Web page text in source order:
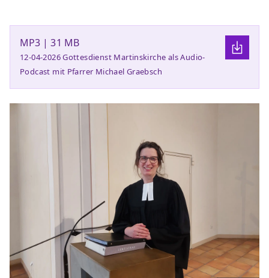
MP3 | 31 MB
12-04-2026 Gottesdienst Martinskirche als Audio-
Podcast mit Pfarrer Michael Graebsch